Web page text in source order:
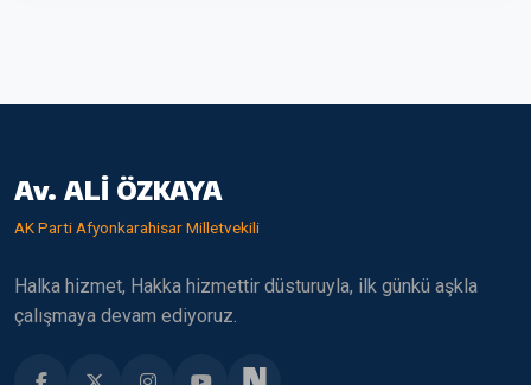
Av. ALİ ÖZKAYA
AK Parti Afyonkarahisar Milletvekili
Halka hizmet, Hakka hizmettir düsturuyla, ilk günkü aşkla
çalışmaya devam ediyoruz.